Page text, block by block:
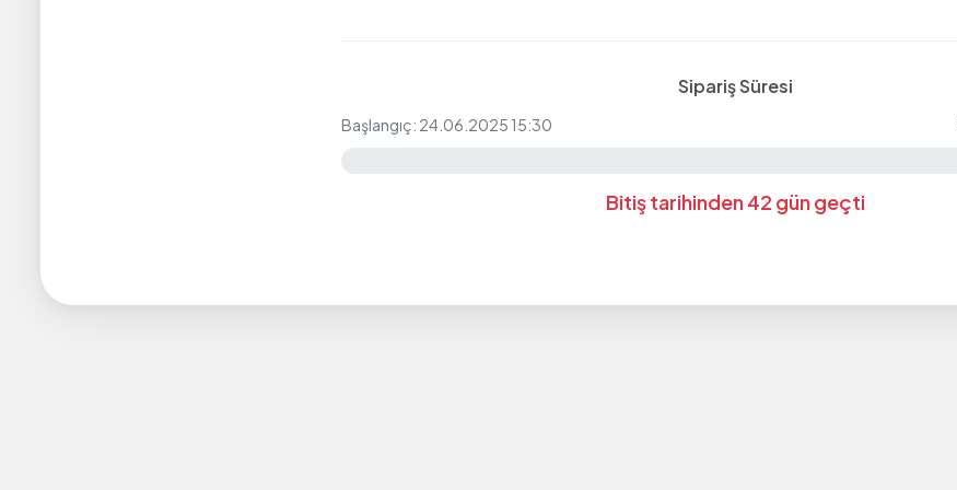
Sipariş Süresi
Başlangıç: 24.06.2025 15:30
Bitiş tarihinden 42 gün geçti